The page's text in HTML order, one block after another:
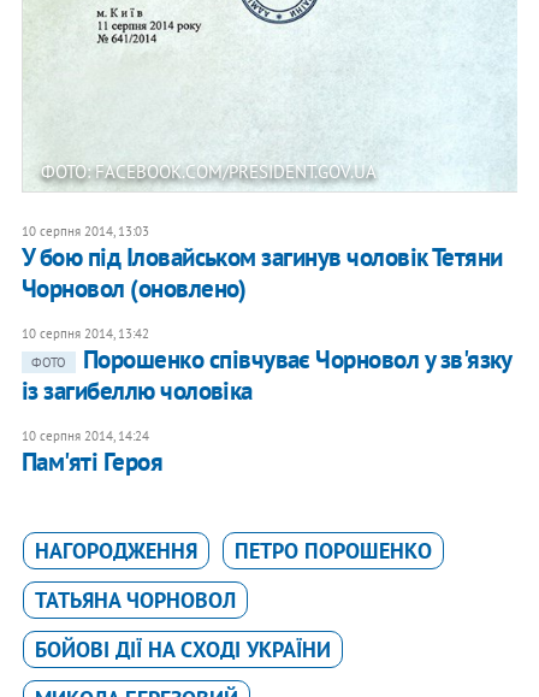
ФОТО: FACEBOOK.COM/PRESIDENT.GOV.UA
10 серпня 2014, 13:03
У бою під Іловайськом загинув чоловік Тетяни
Чорновол (оновлено)
10 серпня 2014, 13:42
ФОТО
Порошенко співчуває Чорновол у зв'язку
із загибеллю чоловіка
10 серпня 2014, 14:24
Пам'яті Героя
НАГОРОДЖЕННЯ
ПЕТРО ПОРОШЕНКО
ТАТЬЯНА ЧОРНОВОЛ
БОЙОВІ ДІЇ НА СХОДІ УКРАЇНИ